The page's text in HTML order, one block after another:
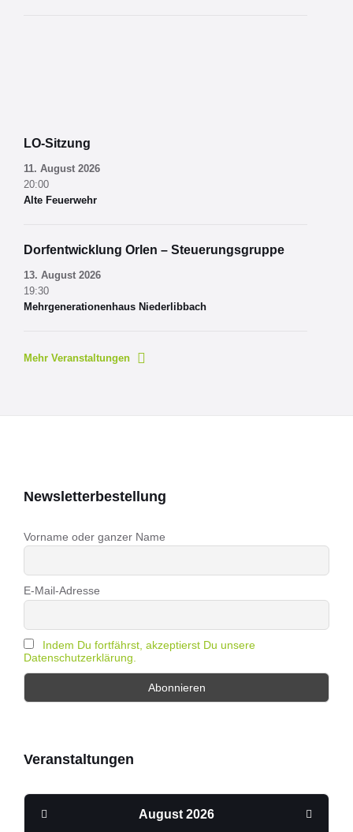
LO-Sitzung
11. August 2026
20:00
Alte Feuerwehr
Dorfentwicklung Orlen – Steuerungsgruppe
13. August 2026
19:30
Mehrgenerationenhaus Niederlibbach
Mehr Veranstaltungen
Newsletterbestellung
Vorname oder ganzer Name
E-Mail-Adresse
Indem Du fortfährst, akzeptierst Du unsere
Datenschutzerklärung.
Veranstaltungen
August 2026